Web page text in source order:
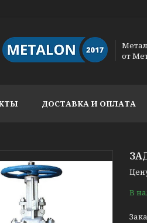
от
ДОСТАВКА И ОПЛАТА
В